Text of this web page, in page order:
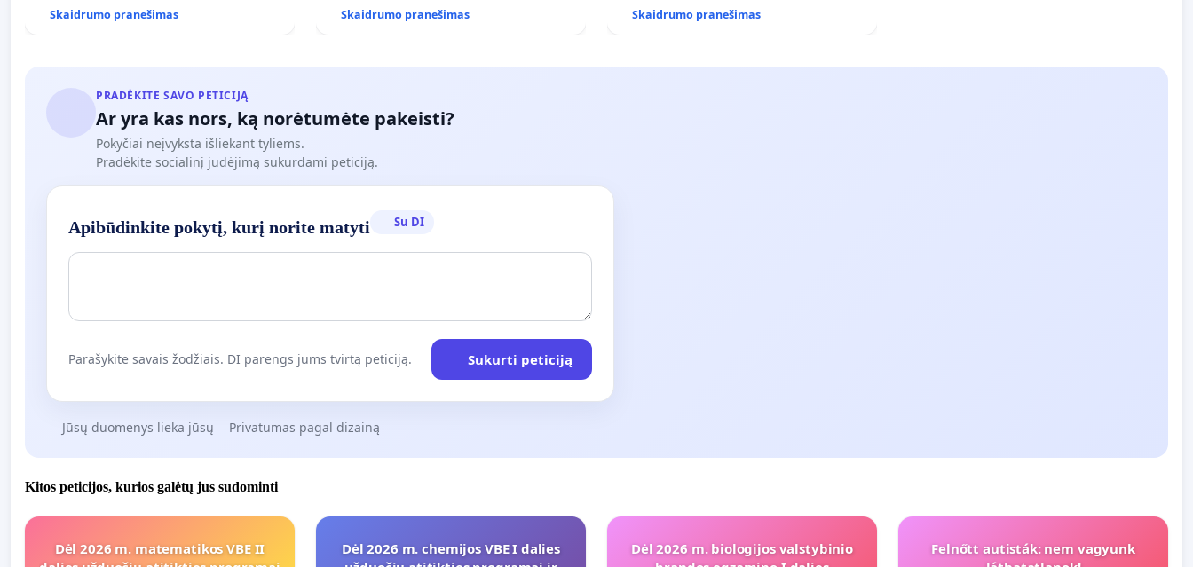
Skaidrumo pranešimas
Skaidrumo pranešimas
(IŠPIRKIMO) IR JO PRITAIKYMO
VIEŠAJAI ŽELDYNŲ FUNKCIJAI
Skaidrumo pranešimas
PRADĖKITE SAVO PETICIJĄ
Ar yra kas nors, ką norėtumėte pakeisti?
Pokyčiai neįvyksta išliekant tyliems.
Pradėkite socialinį judėjimą sukurdami peticiją.
Apibūdinkite pokytį, kurį norite matyti Su DI
Parašykite savais žodžiais. DI parengs jums tvirtą peticiją. Sukurti peticiją
Jūsų duomenys lieka jūsų Privatumas pagal dizainą
Kitos peticijos, kurios galėtų jus sudominti
Dėl 2026 m. matematikos VBE II
Dėl 2026 m. chemijos VBE I dalies
Dėl 2026 m. biologijos valstybinio
Felnőtt autisták: nem vagyunk